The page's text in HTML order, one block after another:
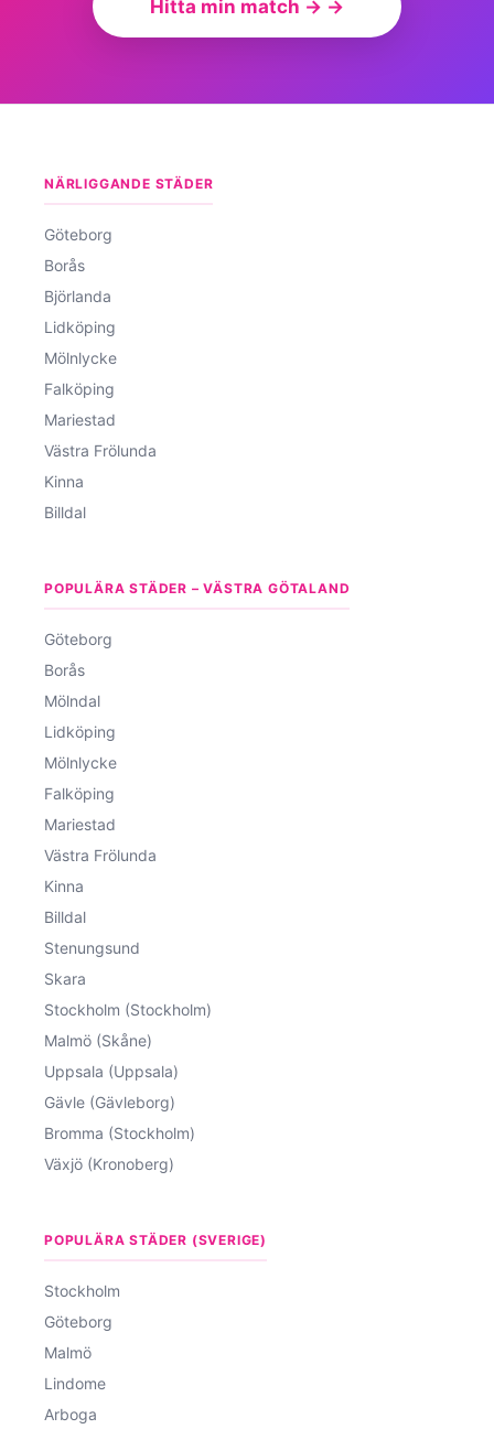
Hitta min match → →
NÄRLIGGANDE STÄDER
Göteborg
Borås
Björlanda
Lidköping
Mölnlycke
Falköping
Mariestad
Västra Frölunda
Kinna
Billdal
POPULÄRA STÄDER – VÄSTRA GÖTALAND
Göteborg
Borås
Mölndal
Lidköping
Mölnlycke
Falköping
Mariestad
Västra Frölunda
Kinna
Billdal
Stenungsund
Skara
Stockholm (Stockholm)
Malmö (Skåne)
Uppsala (Uppsala)
Gävle (Gävleborg)
Bromma (Stockholm)
Växjö (Kronoberg)
POPULÄRA STÄDER (SVERIGE)
Stockholm
Göteborg
Malmö
Lindome
Arboga